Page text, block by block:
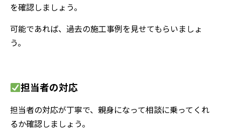
を確認しましょう。
可能であれば、過去の施工事例を見せてもらいましょ
う。
担当者の対応
担当者の対応が丁寧で、親身になって相談に乗ってくれ
るか確認しましょう。